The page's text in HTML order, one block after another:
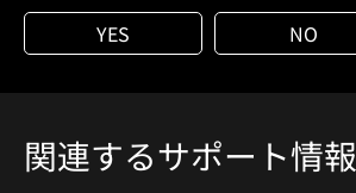
YES
NO
関連するサポート情報